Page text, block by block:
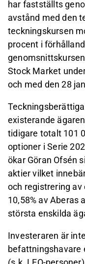
har fastställts
avstånd med den
teckningskursen
procent i
Stock Market
och med den 28
existerande ägaren
tidigare totalt 101
optioner i Serie
ökar Göran Ofsén
aktier vilket
och registrering
10,58% av Aberas
största enskilda
Investeraren är
befattningshavare